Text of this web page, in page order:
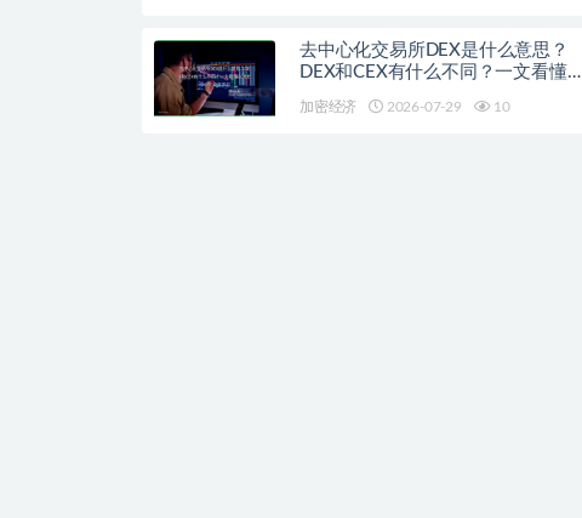
去中心化交易所DEX是什么意思？
DEX和CEX有什么不同？一文看懂主
加密经济 2026-07-29 10